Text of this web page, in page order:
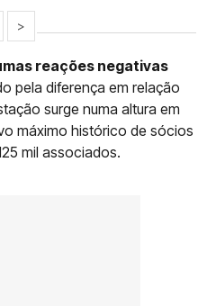
>
reações negativas
pela diferença em relação
surge numa altura em
máximo histórico de sócios
mil associados.